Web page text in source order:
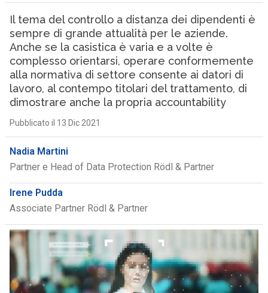
Il tema del controllo a distanza dei dipendenti è
sempre di grande attualità per le aziende.
Anche se la casistica è varia e a volte è
complesso orientarsi, operare conformemente
alla normativa di settore consente ai datori di
lavoro, al contempo titolari del trattamento, di
dimostrare anche la propria accountability
Pubblicato il 13 Dic 2021
Nadia Martini
Partner e Head of Data Protection Rödl & Partner
Irene Pudda
Associate Partner Rödl & Partner